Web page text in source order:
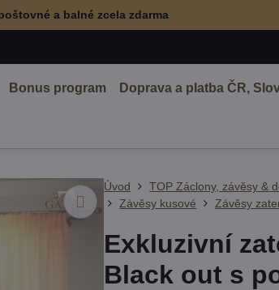
a balné zcela zdarma
Bonus program Doprava a platba ČR,
Úvod TOP Záclony, závěsy &
Závěsy kusové
Závěsy
Exkluzivní
Black out s